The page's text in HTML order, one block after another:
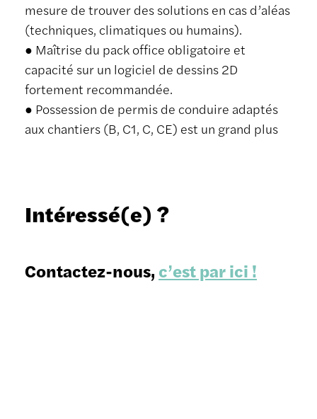
mesure de trouver des solutions en cas d’aléas
(techniques, climatiques ou humains).
● Maîtrise du pack office obligatoire et
capacité sur un logiciel de dessins 2D
fortement recommandée.
● Possession de permis de conduire adaptés
aux chantiers (B, C1, C, CE) est un grand plus
Intéressé(e) ?
Contactez-nous, c’est par ici !